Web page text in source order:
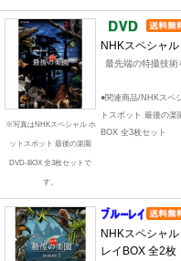
※写真はNHKスペシャル ホ
ットスポット 最後の楽園
DVD-BOX 全3枚セットで
す。
NHKスペシャ
最先端の特撮技術
●関連商品/NHKスペ
トスポット 最後の
BOX 全3枚セット
NHKスペシャ
レイBOX 全2枚